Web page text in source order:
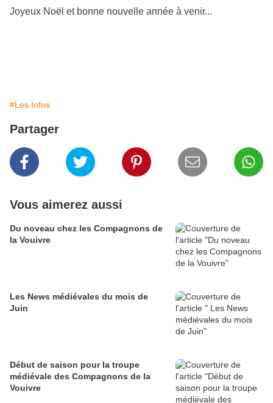
Joyeux Noël et bonne nouvelle année à venir...
#Les Infos
Partager
Vous aimerez aussi
Du noveau chez les Compagnons de
la Vouivre
Les News médiévales du mois de
Juin
Début de saison pour la troupe
médiévale des Compagnons de la
Vouivre